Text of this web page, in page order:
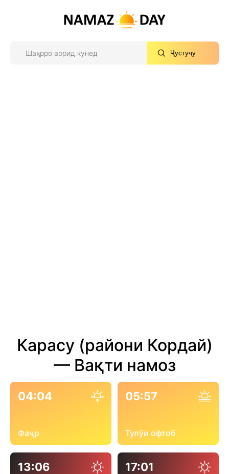
Ҷустуҷӯ
Карасу (райони Кордай)
— Вақти намоз
04:04
Фаҷр
05:57
Тулӯи офтоб
13:06 17:01